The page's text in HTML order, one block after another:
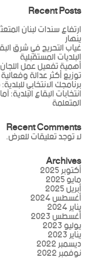
Recent Posts
ارتفاع سندات لبنان
ينهار
غياب التحريج في شرق
البلديات المستقبلية
أهمية تفعيل عمل
توزيع أكثر عدالة
برنامجك الانتخابي
انتخابات البقاع
المتعلمة
Recent Comments
لا توجد تعليقات للعرض.
Archives
أكتوبر 2025
مايو 2025
أبريل 2025
أغسطس 2024
يناير 2024
أغسطس 2023
يوليو 2023
يناير 2023
ديسمبر 2022
نوفمبر 2022